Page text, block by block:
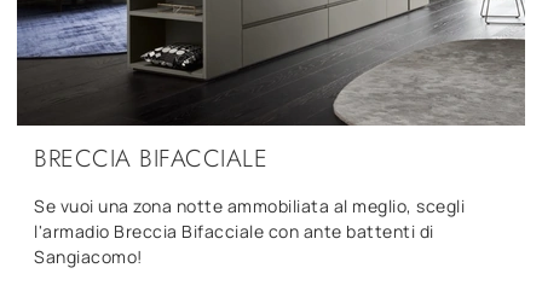
BRECCIA BIFACCIALE
Se vuoi una zona notte ammobiliata al meglio, scegli
l'armadio Breccia Bifacciale con ante battenti di
Sangiacomo!